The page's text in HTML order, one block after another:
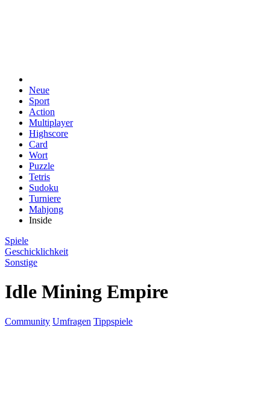
Neue
Sport
Action
Multiplayer
Highscore
Card
Wort
Puzzle
Tetris
Sudoku
Turniere
Mahjong
Inside
Spiele
Geschicklichkeit
Sonstige
Idle Mining Empire
Community Umfragen Tippspiele